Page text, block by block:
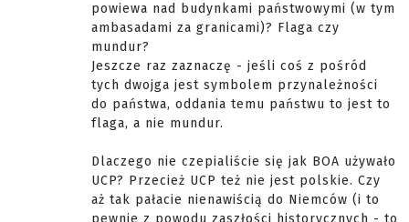
powiewa nad budynkami państwowymi (w tym
ambasadami za granicami)? Flaga czy
mundur?
Jeszcze raz zaznaczę - jeśli coś z pośród
tych dwojga jest symbolem przynależności
do państwa, oddania temu państwu to jest to
flaga, a nie mundur.
Dlaczego nie czepialiście się jak BOA używało
UCP? Przecież UCP też nie jest polskie. Czy
aż tak pałacie nienawiścią do Niemców (i to
pewnie z powodu zaszłości historycznych - to